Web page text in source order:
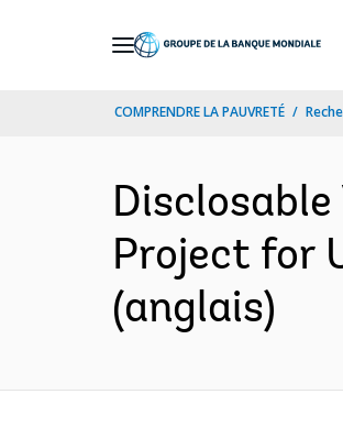
COMPRENDRE LA PAUVRETÉ
Project for
(anglais)